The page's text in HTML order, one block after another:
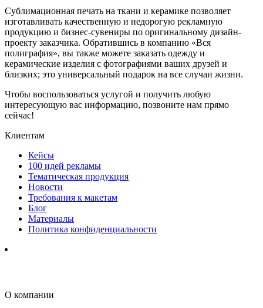
Сублимационная печать на ткани и керамике позволяет
изготавливать качественную и недорогую рекламную
продукцию и бизнес-сувениры по оригинальному дизайн-
проекту заказчика. Обратившись в компанию «Вся
полиграфия», вы также можете заказать одежду и
керамические изделия с фотографиями ваших друзей и
близких; это универсальный подарок на все случаи жизни.
Чтобы воспользоваться услугой и получить любую
интересующую вас информацию, позвоните нам прямо
сейчас!
Клиентам
Кейсы
100 идей рекламы
Тематическая продукция
Новости
Требования к макетам
Блог
Материалы
Политика конфиденциальности
О компании